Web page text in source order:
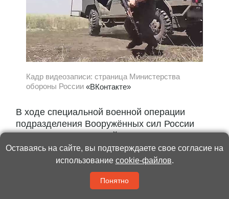
Кадр видеозаписи: страница Министерства
обороны России «ВКонтакте»
В ходе специальной военной операции
подразделения Вооружённых сил России
дошли до окрестностей города Славянска в
Донецкой Народной Республике. Об этом в
четверг, 16 июля, сообщает РИА Новости со
ссылкой на заместителя командира 9-го
инженерно-саперного...
Оставаясь на сайте, вы подтверждаете свое согласие на
использование cookie-файлов.
Понятно